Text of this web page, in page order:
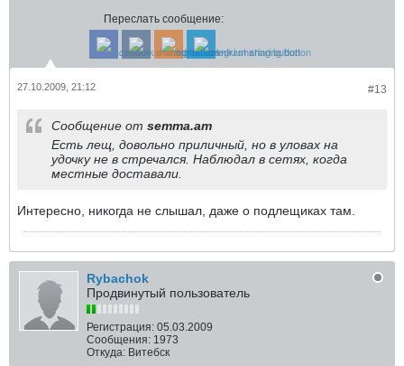
Переслать сообщение:
#13
27.10.2009, 21:12
Сообщение от semma.am
Есть лещ, довольно приличный, но в уловах на
удочку не в стречался. Наблюдал в сетях, когда
местные доставали.
Интересно, никогда не слышал, даже о подлещиках там.
Rybachok
Продвинутый пользователь
Регистрация: 05.03.2009
Сообщения: 1973
Откуда: Витебск